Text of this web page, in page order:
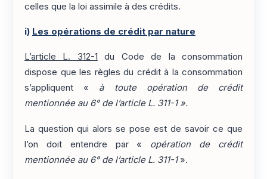
celles que la loi assimile à des crédits.
i) Les opérations de crédit par nature
L’article L. 312-1
du Code de la consommation
dispose que les règles du crédit à la consommation
s’appliquent « à toute opération de crédit
mentionnée au 6° de l’article L. 311-1 ».
La question qui alors se pose est de savoir ce que
l’on doit entendre par « opération de crédit
mentionnée au 6° de l’article L. 311-1».